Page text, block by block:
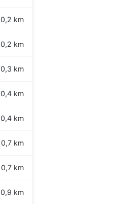
0,2 km
0,2 km
0,3 km
0,4 km
0,4 km
0,7 km
0,7 km
0,9 km